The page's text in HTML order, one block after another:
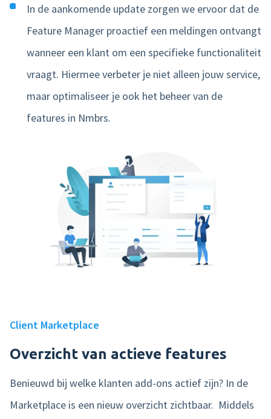
In de aankomende update zorgen we ervoor dat de
Feature Manager proactief een meldingen ontvangt
wanneer een klant om een specifieke functionaliteit
vraagt. Hiermee verbeter je niet alleen jouw service,
maar optimaliseer je ook het beheer van de
features in Nmbrs.
Client Marketplace
Overzicht van actieve features
Benieuwd bij welke klanten add-ons actief zijn? In de
Marketplace is een nieuw overzicht zichtbaar. Middels